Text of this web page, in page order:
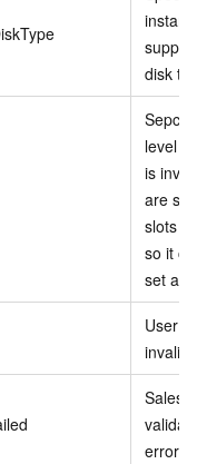
disk
level
is
are
slots
so it
set as
User
invalid.
Sales
error.